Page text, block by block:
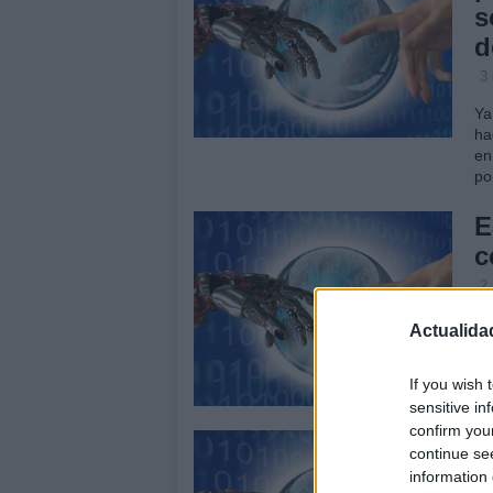
If you wish
sensitive
confirm
continue
information
3
2